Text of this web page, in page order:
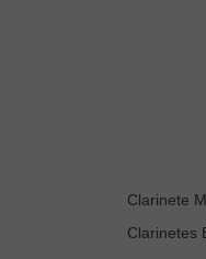
Clarinete
Clarinetes